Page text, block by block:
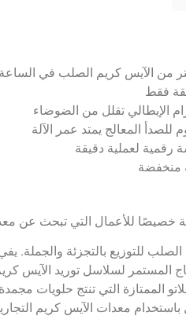
الإيطالي تقلل من الضوضاء
للصدأ المعالج يمتد عمر الآلة
منخفضة
خصيصًا للأعمال التي تبحث عن
الصلب للتوزيع بالتجزئة والجملة.
المستمر لسلاسل توريد الآيس
الممتازة التي تنتج حلويات
معدات الآيس كريم